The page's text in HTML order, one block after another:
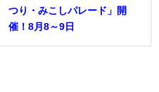
つり・みこしパレード」開
催！8月8～9日